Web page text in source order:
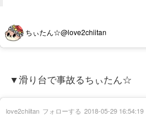
ちぃたん☆@love2chiitan
▼滑り台で事故るちぃたん☆
love2chiitan フォローする 2018-05-29 16:54:19